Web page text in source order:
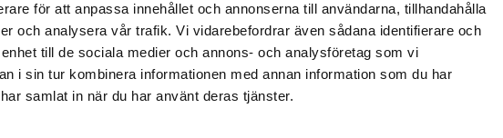
för att anpassa innehållet och annonserna till användarna, tillhandahålla
och analysera vår trafik. Vi vidarebefordrar även sådana identifierare och
till de sociala medier och annons- och analysföretag som vi
i sin tur kombinera informationen med annan information som du har
samlat in när du har använt deras tjänster.
Oma riista -tjänsten
Ansökan om licenser och dispenser